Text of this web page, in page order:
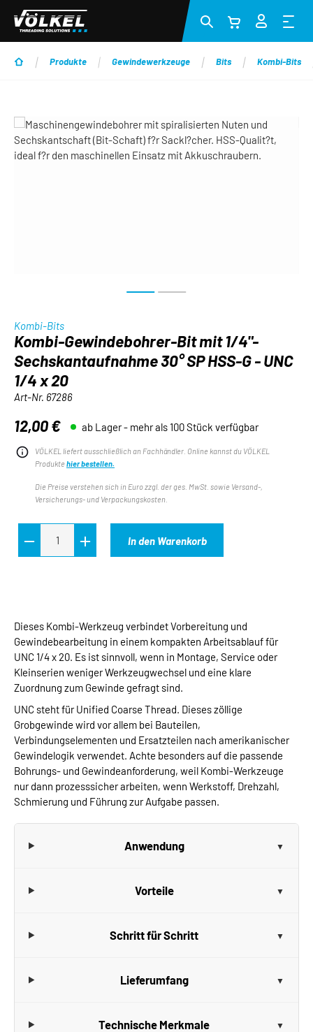
Zum Hauptinhalt springen
Produkte Gewindewerkzeuge Bits Kombi-Bits
Bildergalerie überspringen
Kombi-Bits
Kombi-Gewindebohrer-Bit mit 1/4"-
Sechskantaufnahme 30° SP HSS-G - UNC
1/4 x 20
Art-Nr. 67286
Regulärer Preis:
12,00 € ab Lager - mehr als 100 Stück verfügbar
VÖLKEL liefert ausschließlich an Fachhändler. Online kannst du VÖLKEL
Produkte hier bestellen.
Die Preise verstehen sich in Euro zzgl. der ges. MwSt. sowie Versand-,
Versicherungs- und Verpackungskosten.
In den Warenkorb
Dieses Kombi-Werkzeug verbindet Vorbereitung und
Gewindebearbeitung in einem kompakten Arbeitsablauf für
UNC 1/4 x 20. Es ist sinnvoll, wenn in Montage, Service oder
Kleinserien weniger Werkzeugwechsel und eine klare
Zuordnung zum Gewinde gefragt sind.
UNC steht für Unified Coarse Thread. Dieses zöllige
Grobgewinde wird vor allem bei Bauteilen,
Verbindungselementen und Ersatzteilen nach amerikanischer
Gewindelogik verwendet. Achte besonders auf die passende
Bohrungs- und Gewindeanforderung, weil Kombi-Werkzeuge
nur dann prozesssicher arbeiten, wenn Werkstoff, Drehzahl,
Schmierung und Führung zur Aufgabe passen.
Anwendung
Vorteile
Schritt für Schritt
Lieferumfang
Technische Merkmale